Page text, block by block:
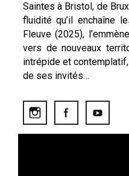
Saintes à Bristol, de
fluidité qu’il enchaîne
Fleuve (2025),
vers de nouveaux
intrépide et
de ses invités…